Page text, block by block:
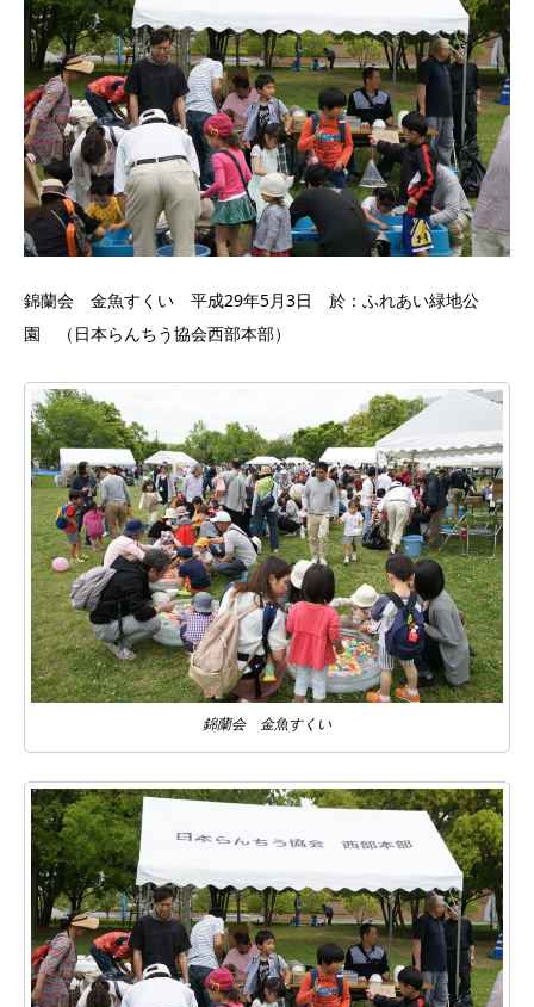
錦蘭会 金魚すくい 平成29年5月3日 於：ふれあい緑地公
園 （日本らんちう協会西部本部）
錦蘭会 金魚すくい